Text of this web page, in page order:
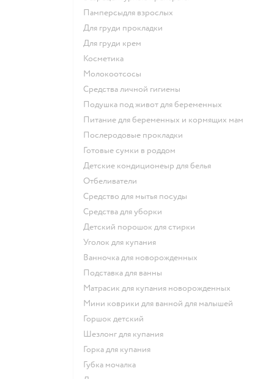
памперсыдля взрослых
для груди прокладки
для груди крем
косметика
Молокоотсосы
средства личной гигиены
подушка под живот для беременных
питание для беременных и кормящих мам
послеродовые прокладки
готовые сумки в роддом
детские кондиционеыр для белья
отбеливатели
средство для мытья посуды
средства для уборки
детский порошок для стирки
уголок для купания
ванночка для новорожденных
подставка для ванны
матрасик для купания новорожденных
мини коврики для ванной для малышей
горшок детский
шезлонг для купания
горка для купания
губка мочалка